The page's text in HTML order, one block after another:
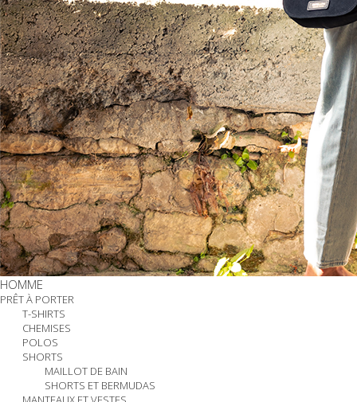
HOMME
PRÊT À PORTER
T-SHIRTS
CHEMISES
POLOS
SHORTS
MAILLOT DE BAIN
SHORTS ET BERMUDAS